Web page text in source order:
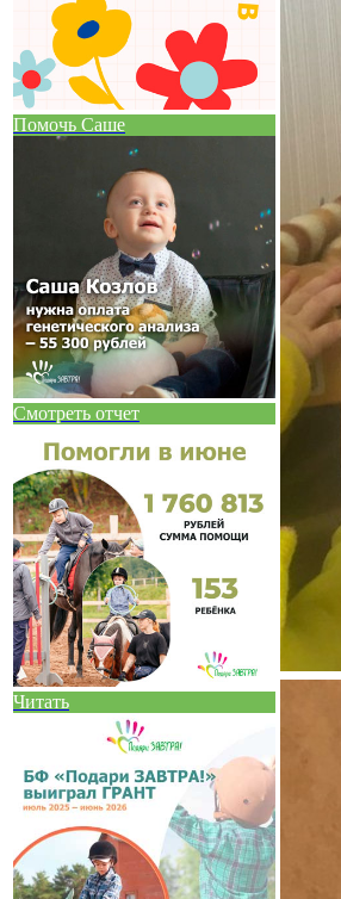
Помочь Саше
Смотреть отчет
Читать